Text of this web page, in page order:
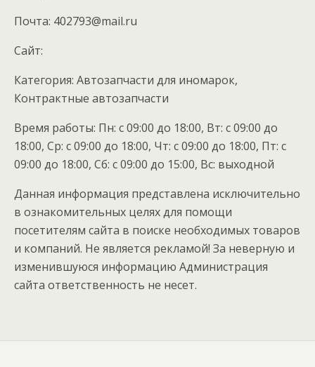
Почта: 402793@mail.ru
Cайт:
Категория: Автозапчасти для иномарок,
Контрактные автозапчасти
Время работы: Пн: с 09:00 до 18:00, Вт: с 09:00 до
18:00, Ср: с 09:00 до 18:00, Чт: с 09:00 до 18:00, Пт: с
09:00 до 18:00, Сб: с 09:00 до 15:00, Вс: выходной
Данная информация представлена исключительно
в ознакомительных целях для помощи
посетителям сайта в поиске необходимых товаров
и компаний. Не является рекламой! За неверную и
изменившуюся информацию Администрация
сайта ответственность не несет.